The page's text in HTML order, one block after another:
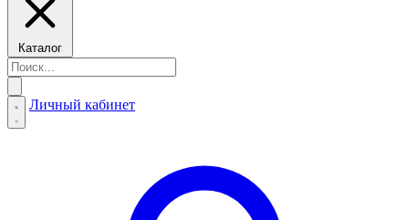
Каталог
Личный кабинет